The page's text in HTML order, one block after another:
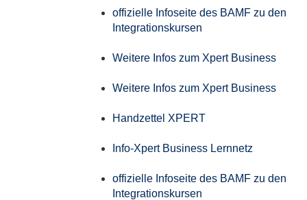
offizielle Infoseite des BAMF zu den
Integrationskursen
Weitere Infos zum Xpert Business
Weitere Infos zum Xpert Business
Handzettel XPERT
Info-Xpert Business Lernnetz
offizielle Infoseite des BAMF zu den
Integrationskursen